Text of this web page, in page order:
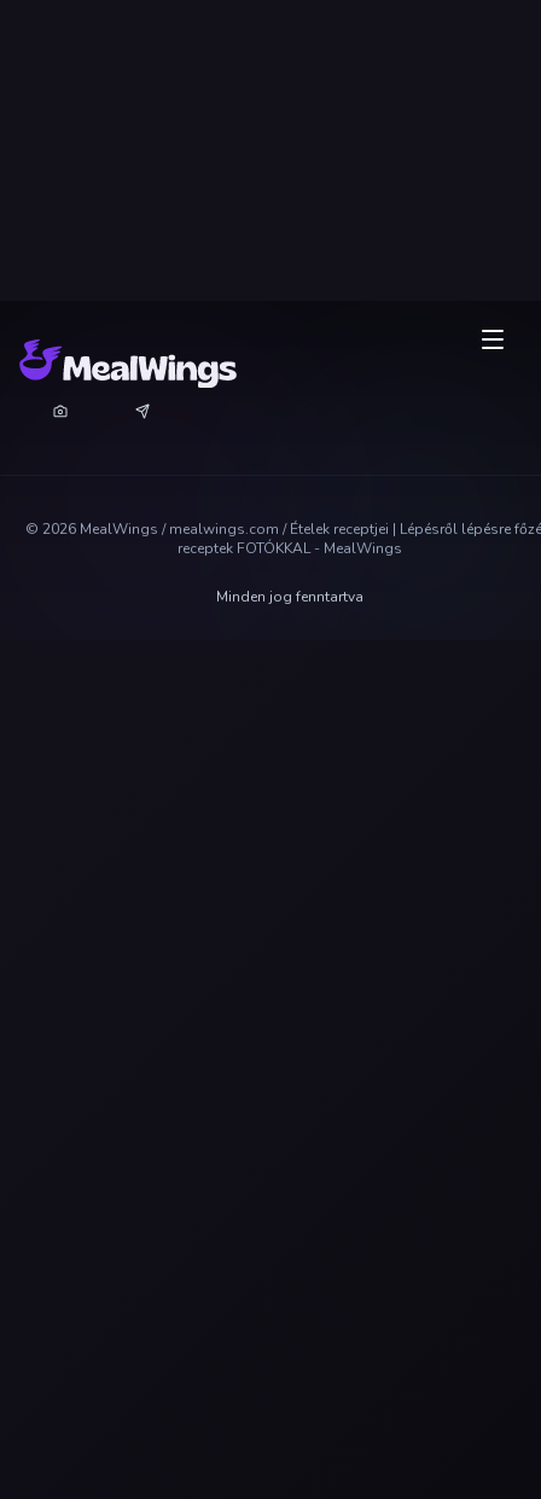
© 2026 MealWings / mealwings.com /Ételek receptjei | Lépésről lépésre
receptek FOTÓKKAL - MealWings
Minden jog fenntartva